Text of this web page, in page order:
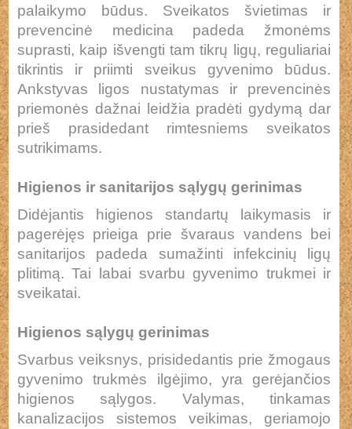
palaikymo būdus. Sveikatos švietimas ir
prevencinė medicina padeda žmonėms
suprasti, kaip išvengti tam tikrų ligų, reguliariai
tikrintis ir priimti sveikus gyvenimo būdus.
Ankstyvas ligos nustatymas ir prevencinės
priemonės dažnai leidžia pradėti gydymą dar
prieš prasidedant rimtesniems sveikatos
sutrikimams.
Higienos ir sanitarijos sąlygų gerinimas
Didėjantis higienos standartų laikymasis ir
pagerėjęs prieiga prie švaraus vandens bei
sanitarijos padeda sumažinti infekcinių ligų
plitimą. Tai labai svarbu gyvenimo trukmei ir
sveikatai.
Higienos sąlygų gerinimas
Svarbus veiksnys, prisidedantis prie žmogaus
gyvenimo trukmės ilgėjimo, yra gerėjančios
higienos sąlygos. Valymas, tinkamas
kanalizacijos sistemos veikimas, geriamojo